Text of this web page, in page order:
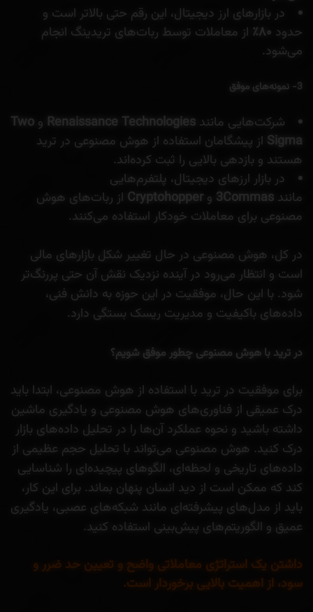
در بازارهای ارز دیجیتال، این رقم حتی بالاتر است و
حدود ۸۰٪ از معاملات توسط ربات‌های تریدینگ انجام
می‌شود.
3- نمونه‌های موفق
شرکت‌هایی مانند Renaissance Technologies و Two
Sigma از پیشگامان استفاده از هوش مصنوعی در ترید
هستند و بازدهی بالایی را ثبت کرده‌اند.
در بازار ارزهای دیجیتال، پلتفرم‌هایی
مانند 3Commas و Cryptohopper از ربات‌های هوش
مصنوعی برای معاملات خودکار استفاده می‌کنند.
در کل، هوش مصنوعی در حال تغییر شکل بازارهای مالی
است و انتظار می‌رود در آینده نزدیک نقش آن حتی پررنگ‌تر
شود. با این حال، موفقیت در این حوزه به دانش فنی،
داده‌های باکیفیت و مدیریت ریسک بستگی دارد.
در ترید با هوش مصنوعی چطور موفق شویم؟
برای موفقیت در ترید با استفاده از هوش مصنوعی، ابتدا باید
درک عمیقی از فناوری‌های هوش مصنوعی و یادگیری ماشین
داشته باشید و نحوه عملکرد آن‌ها را در تحلیل داده‌های بازار
درک کنید. هوش مصنوعی می‌تواند با تحلیل حجم عظیمی از
داده‌های تاریخی و لحظه‌ای، الگوهای پیچیده‌ای را شناسایی
کند که ممکن است از دید انسان پنهان بماند. برای این کار،
باید از مدل‌های پیشرفته‌ای مانند شبکه‌های عصبی، یادگیری
عمیق و الگوریتم‌های پیش‌بینی استفاده کنید.
داشتن یک استراتژی معاملاتی واضح و تعیین حد ضرر و
سود، از اهمیت بالایی برخوردار است.